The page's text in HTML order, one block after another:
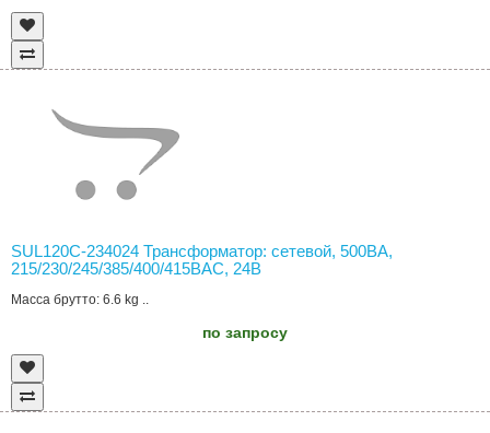
SUL120C-234024 Трансформатор: сетевой, 500ВА,
215/230/245/385/400/415ВAC, 24В
Масса брутто: 6.6 kg ..
по запросу